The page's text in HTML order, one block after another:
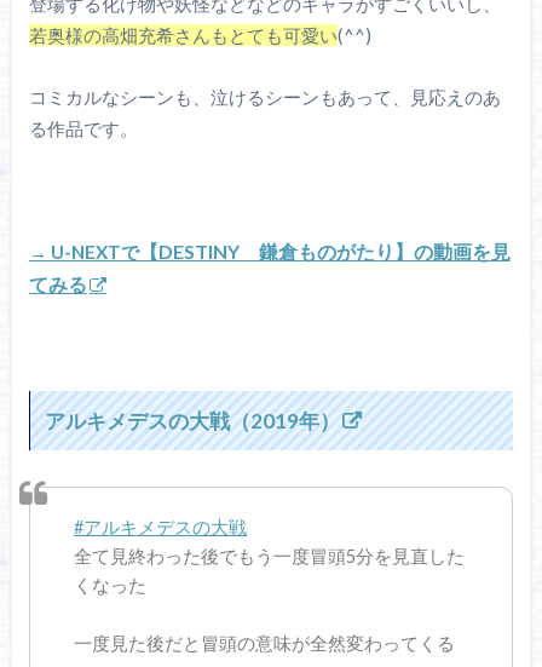
若奥様の高畑充希さんもとても可愛い(^^)
コミカルなシーンも、泣けるシーンもあって、見応えのあ
る作品です。
→ U-NEXTで【DESTINY 鎌倉ものがたり】の動画を見
てみる
アルキメデスの大戦（2019年）
#アルキメデスの大戦
全て見終わった後でもう一度冒頭5分を見直した
くなった
一度見た後だと冒頭の意味が全然変わってくる